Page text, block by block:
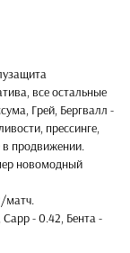
все остальные
Грей, Бергвалл -
прессинге,
в продвижении.
новомодный
матч.
- 0.42, Бента -